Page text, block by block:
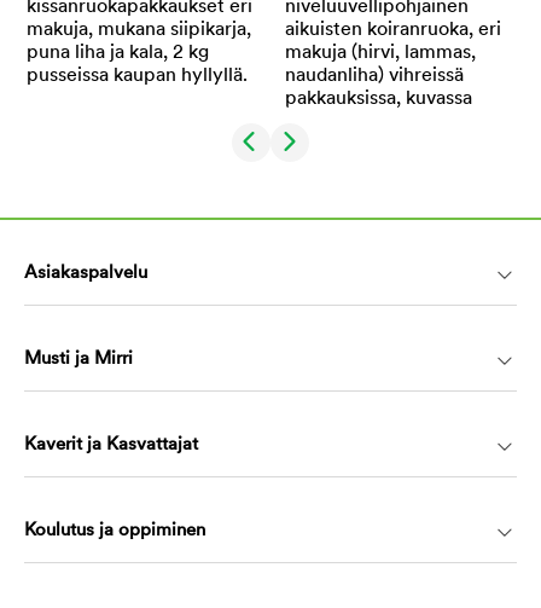
Asiakaspalvelu
Musti ja Mirri
Kaverit ja Kasvattajat
Koulutus ja oppiminen